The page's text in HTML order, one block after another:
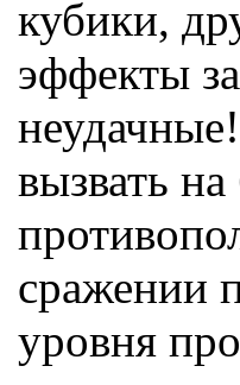
кубики,
эффекты
вызвать
сражении
уровня